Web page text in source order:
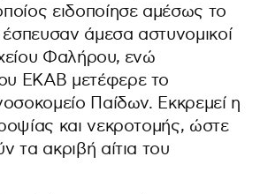
ειδοποίησε αμέσως το
έσπευσαν άμεσα αστυνομικοί
Φαλήρου, ενώ
ΕΚΑΒ μετέφερε το
Παίδων. Εκκρεμεί η
και νεκροτομής, ώστε
τα ακριβή αίτια του